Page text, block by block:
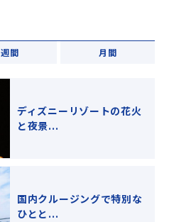
週間 月間
ディズニーリゾートの花火
と夜景...
国内クルージングで特別な
ひとと...